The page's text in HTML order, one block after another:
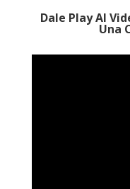
Dale Play Al
Una